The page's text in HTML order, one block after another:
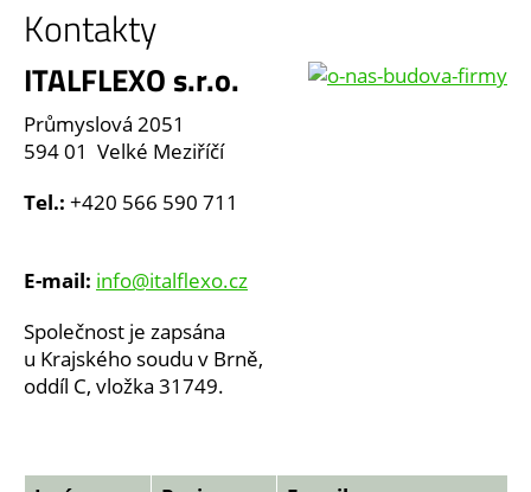
Kontakty
ITALFLEXO s.r.o.
Průmyslová 2051
594 01 Velké Meziříčí
Tel.: +420 566 590 711
E-mail: info@italflexo.cz
Společnost je zapsána
u Krajského soudu v Brně,
oddíl C, vložka 31749.